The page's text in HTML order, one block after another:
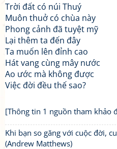
Trời đất có núi Thuý
Muôn thuở có chùa này
Phong cảnh đã tuyệt mỹ
Lại thêm ta đến đây
Ta muốn lên đỉnh cao
Hát vang cùng mây nước
Ao ước mà không được
Việc đời đều thế sao?
[Thông tin 1 nguồn tham khảo
Khi bạn so găng với cuộc đời,
(Andrew Matthews)